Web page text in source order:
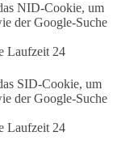
NID-Cookie, um
der Google-Suche
Laufzeit 24
SID-Cookie, um
der Google-Suche
Laufzeit 24